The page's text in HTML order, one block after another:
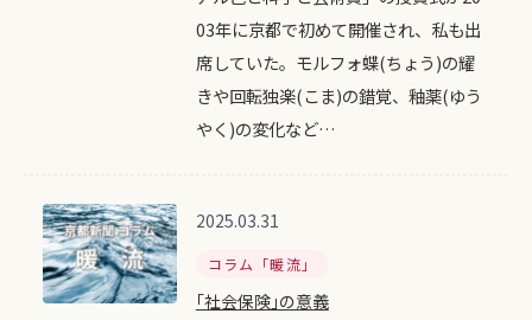
03年に京都で初めて開催され、私も出
席していた。モルフォ蝶(ちょう)の耀
きや回転独楽(こま)の錯覚、釉薬(ゆう
やく)の変化など…
2025.03.31
コラム「暖流」
｢社会保険｣の意義